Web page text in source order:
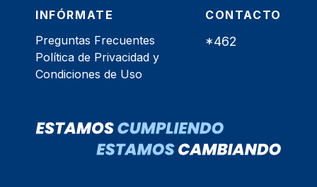
INFÓRMATE
Preguntas Frecuentes
Política de Privacidad y
Condiciones de Uso
CONTACTO
*462